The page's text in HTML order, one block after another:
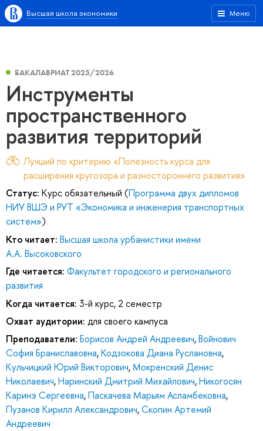
Меню
Высшая школа экономики
БАКАЛАВРИАТ 2025/2026
Инструменты
пространственного
развития территорий
Лучший по критерию «Полезность курса для
расширения кругозора и разностороннего развития»
Статус: Курс обязательный (Программа двух дипломов
НИУ ВШЭ и РУТ «Экономика и инженерия транспортных
систем»)
Кто читает: Высшая школа урбанистики имени
А.А. Высоковского
Где читается: Факультет городского и регионального
развития
Когда читается: 3-й курс, 2 семестр
Охват аудитории: для своего кампуса
Преподаватели: Борисов Андрей Андреевич,Войнович
София Браниславовна,Кодзокова Диана Руслановна,
Кульчицкий Юрий Викторович, Мокренский Денис
Николаевич,Наринский Дмитрий Михайлович,Никогосян
Каринэ Сергеевна,Паскачева Марьям Асламбековна,
Пузанов Кирилл Александрович,Скопин Артемий
Андреевич